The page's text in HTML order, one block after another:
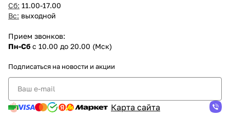
Сб: 11.00-17.00
Вс: выходной
Прием звонков:
Пн-Сб с 10.00 до 20.00 (Мск)
Подписаться на новости и акции
Карта сайта